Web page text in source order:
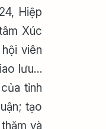
Hiệp
Xúc
viên
lưu…
tỉnh
tạo
và